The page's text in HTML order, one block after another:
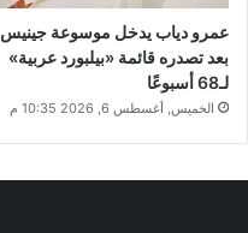
عمرو دياب يدخل موسوعة جينيس
بعد تصدره قائمة «بيلبورد عربية»
لـ68 أسبوعًا
الخميس, أغسطس 6, 2026 10:35 م